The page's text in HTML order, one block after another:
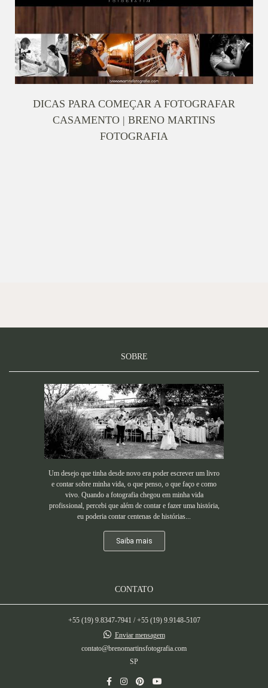
DICAS PARA COMEÇAR A FOTOGRAFAR
CASAMENTO | BRENO MARTINS
FOTOGRAFIA
SOBRE
Um desejo que tinha desde novo era poder escrever um livro
e contar sobre minha vida, o que penso, o que faço e como
vivo. Quando a fotografia chegou em minha vida
profissional, percebi que além de contar e fazer uma história,
eu poderia contar centenas de histórias...
Saiba mais
CONTATO
+55 (19) 9.8347-7941 / +55 (19) 9.9148-5107
Enviar mensagem
contato@brenomartinsfotografia.com
SP